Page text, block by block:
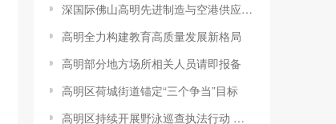
深国际佛山高明先进制造与空港供应链中心项目建设加速
高明全力构建教育高质量发展新格局
高明部分地方场所相关人员请即报备
高明区荷城街道锚定“三个争当”目标
高明区持续开展野泳巡查执法行动 劝离野泳群众十多人